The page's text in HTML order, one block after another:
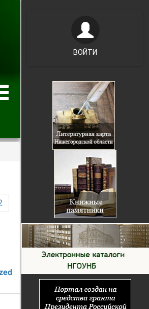
Guest
ВОЙТИ